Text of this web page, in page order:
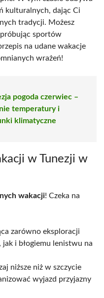
kulturalnych, dając Ci
tradycji. Możesz
sportów
na udane wakacje
wrażeń!
pogoda czerwiec –
temperatury i
klimatyczne
w Tunezji w
wakacji! Czeka na
zarówno eksploracji
i błogiemu lenistwu na
niższe niż w szczycie
wyjazd przyjazny